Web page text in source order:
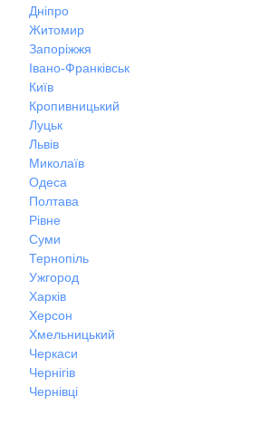
Дніпро
Житомир
Запоріжжя
Івано-Франківськ
Київ
Кропивницький
Луцьк
Львів
Миколаїв
Одеса
Полтава
Рівне
Суми
Тернопіль
Ужгород
Харків
Херсон
Хмельницький
Черкаси
Чернігів
Чернівці